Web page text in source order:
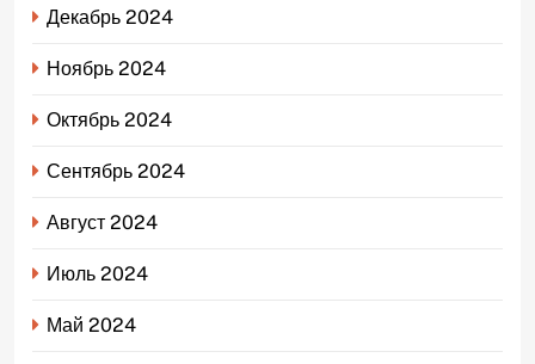
Декабрь 2024
Ноябрь 2024
Октябрь 2024
Сентябрь 2024
Август 2024
Июль 2024
Май 2024